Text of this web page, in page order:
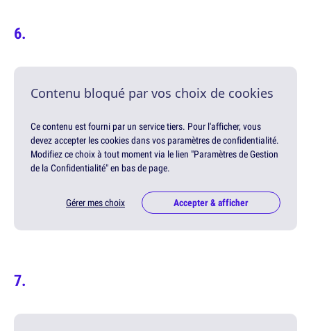
Contenu bloqué par vos choix de cookies
Ce contenu est fourni par un service tiers. Pour l'afficher, vous
devez accepter les cookies dans vos paramètres de confidentialité.
Modifiez ce choix à tout moment via le lien "Paramètres de Gestion
de la Confidentialité" en bas de page.
Gérer mes choix Accepter & afficher